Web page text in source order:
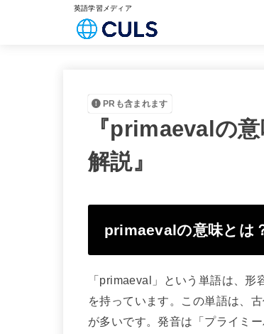
英語学習メディア
PRも含まれます
『primaevalの
解説』
primaevalの意味とは
「primaeval」という単語は、
を持っています。この単語は、
が多いです。発音は「プライミ